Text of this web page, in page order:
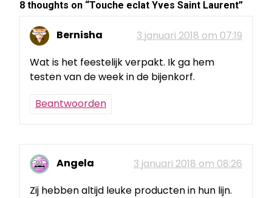
8 thoughts on “Touche eclat Yves Saint Laurent”
Bernisha
3 januari 2018 om 07:19
Wat is het feestelijk verpakt. Ik ga hem
testen van de week in de bijenkorf.
Beantwoorden
Angela
3 januari 2018 om 08:26
Zij hebben altijd leuke producten in hun lijn.